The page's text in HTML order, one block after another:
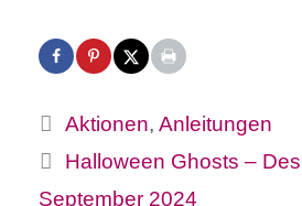
Kategorien
Aktionen,Anleitungen
Halloween Ghosts –
September 2024